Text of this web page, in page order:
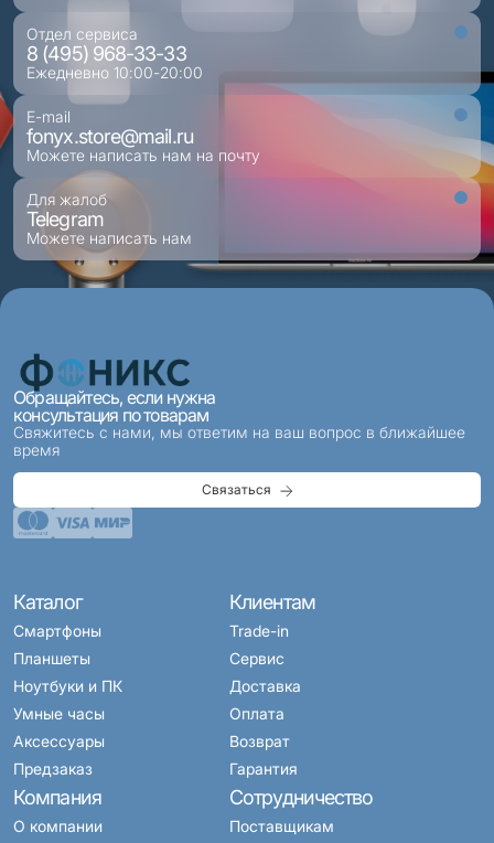
Отдел сервиса
8 (495) 968-33-33
Ежедневно 10:00-20:00
E-mail
fonyx.store@mail.ru
Можете написать нам на почту
Для жалоб
Telegram
Можете написать нам
Обращайтесь, если нужна
консультация по товарам
Свяжитесь с нами, мы ответим на ваш вопрос в ближайшее
время
Связаться
Каталог
Смартфоны
Планшеты
Ноутбуки и ПК
Умные часы
Аксессуары
Предзаказ
Клиентам
Trade-in
Сервис
Доставка
Оплата
Возврат
Гарантия
Компания
О компании
Сотрудничество
Поставщикам